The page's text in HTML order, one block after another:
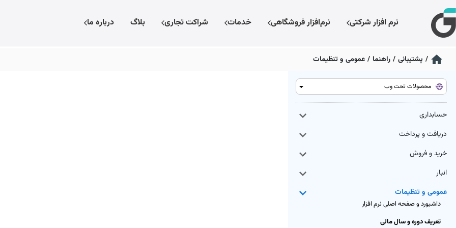
نرم افزار شرکتی نرم‌افزار فروشگاهی خدمات شراکت تجاری بلاگ درباره ما
/ پشتیبانی / راهنما / عمومی و تنظیمات
محصولات تحت وب
حسابداری
دریافت و پرداخت
خرید و فروش
انبار
عمومی و تنظیمات
داشبورد و صفحه اصلی نرم افزار
تعریف دوره و سال مالی